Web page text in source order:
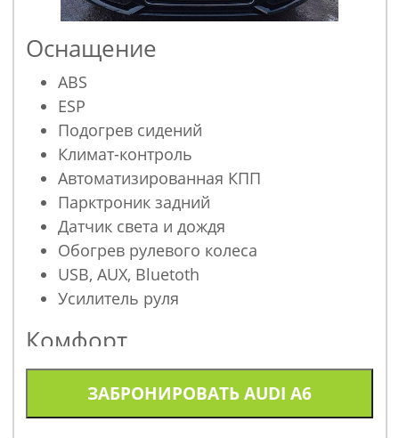
Оснащение
ABS
ESP
Подогрев сидений
Климат-контроль
Автоматизированная КПП
Парктроник задний
Датчик света и дождя
Обогрев рулевого колеса
USB, AUX, Bluetoth
Усилитель руля
Комфорт
Гидроусилитель рулевого управления
Климат и обогрев
ЗАБРОНИРОВАТЬAUDI A6